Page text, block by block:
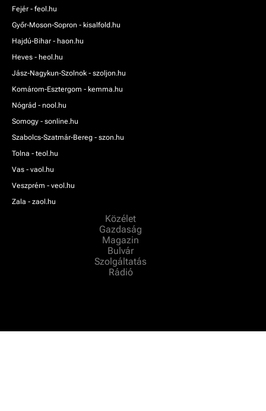
Fejér - feol.hu
Győr-Moson-Sopron - kisalfold.hu
Hajdú-Bihar - haon.hu
Heves - heol.hu
Jász-Nagykun-Szolnok - szoljon.hu
Komárom-Esztergom - kemma.hu
Nógrád - nool.hu
Somogy - sonline.hu
Szabolcs-Szatmár-Bereg - szon.hu
Tolna - teol.hu
Vas - vaol.hu
Veszprém - veol.hu
Zala - zaol.hu
Közélet
Gazdaság
Magazin
Bulvár
Szolgáltatás
Rádió